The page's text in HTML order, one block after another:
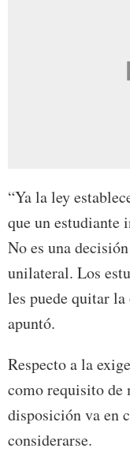
“Ya la ley
que un estudiante
No es una
unilateral. Los
les puede quitar la
apuntó.
Respecto a la
como requisito de
disposición va en
considerarse.